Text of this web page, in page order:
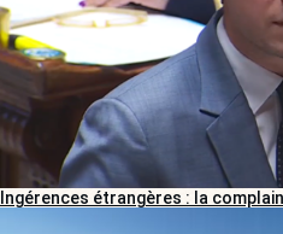
Ingérences étrangères : la